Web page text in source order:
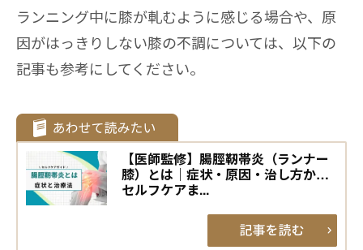
ランニング中に膝が軋むように感じる場合や、原
因がはっきりしない膝の不調については、以下の
記事も参考にしてください。
【医師監修】腸脛靭帯炎（ランナー
膝）とは｜症状・原因・治し方から
セルフケアま...